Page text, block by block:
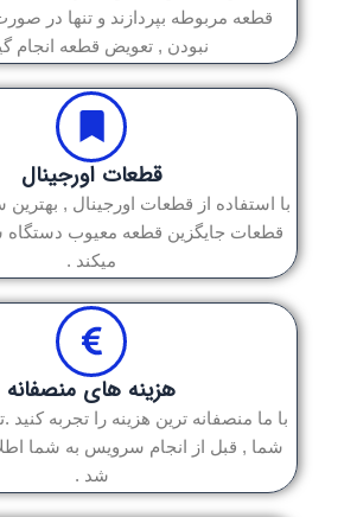
قطعه مربوطه بپردازند و تنها در
نبودن , تعویض قطعه انجام
قطعات اورجینال
با استفاده از قطعات اورجینال ,
قطعات جایگزین قطعه معیوب دستگاه
میکند .
هزینه های منصفانه
با ما منصفانه ترین هزینه را تجربه کنید
شما , قبل از انجام سرویس به شما
شد .